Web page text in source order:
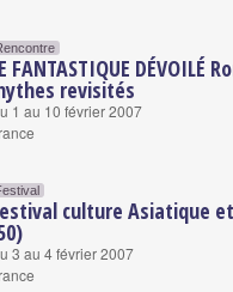
FANTASTIQUE DÉVOILÉ
revisités
1 au 10 février 2007
culture Asiatique
3 au 4 février 2007